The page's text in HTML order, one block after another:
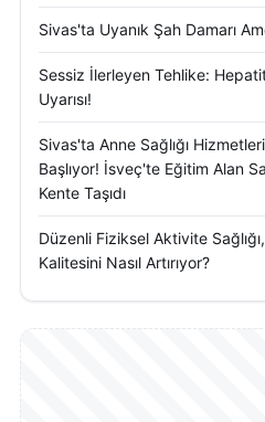
Sivas'ta Uyanık Şah Damarı
Sessiz İlerleyen Tehlike:
Uyarısı!
Sivas'ta Anne Sağlığı
Başlıyor! İsveç'te Eğitim Alan
Kente Taşıdı
Düzenli Fiziksel Aktivite
Kalitesini Nasıl Artırıyor?